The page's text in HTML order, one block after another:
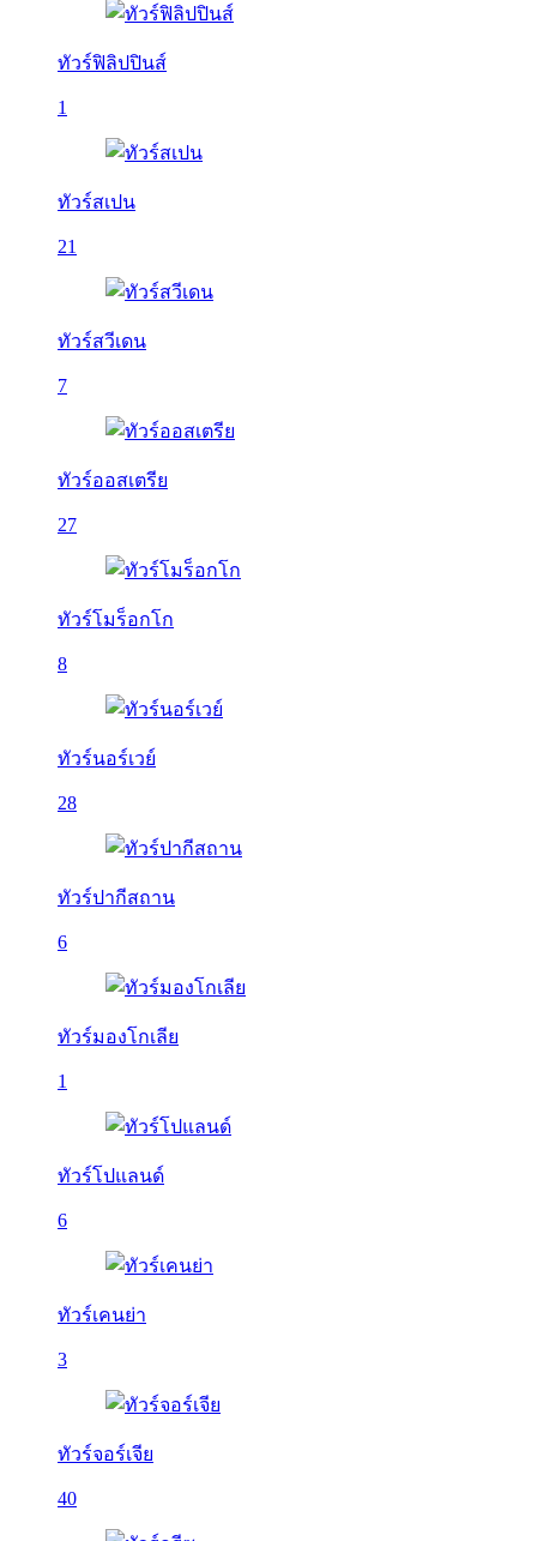
ทัวร์ฟิลิปปินส์
1
ทัวร์สเปน
21
ทัวร์สวีเดน
7
ทัวร์ออสเตรีย
27
ทัวร์โมร็อกโก
8
ทัวร์นอร์เวย์
28
ทัวร์ปากีสถาน
6
ทัวร์มองโกเลีย
1
ทัวร์โปแลนด์
6
ทัวร์เคนย่า
3
ทัวร์จอร์เจีย
40